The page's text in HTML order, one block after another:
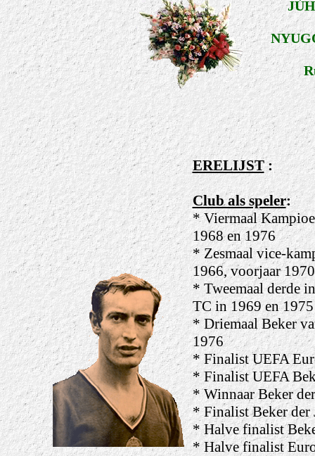
ERELIJST:
Club als speler:
* Viermaal
1968 en 1976
* Zesmaal vice-
1966, voorjaar
* Tweemaal derde
TC in 1969 en 1975
* Driemaal Beker
1976
* Finalist UEFA
* Finalist UEFA
* Winnaar Beker
* Finalist Beker der
* Halve finalist
* Halve finalist